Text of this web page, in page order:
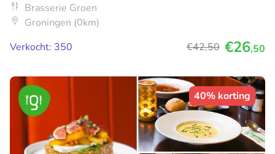
Brasserie Groen
Groningen (0km)
Verkocht: 350
€42,50 €26,50
40% korting